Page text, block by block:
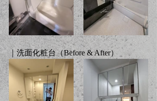
｜洗面化粧台（Before & After）